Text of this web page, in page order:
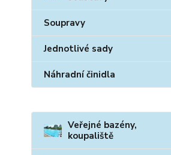
Soupravy
Jednotlivé sady
Náhradní činidla
Veřejné bazény,
koupaliště